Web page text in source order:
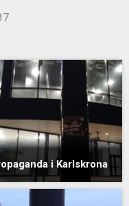
i Karlskrona